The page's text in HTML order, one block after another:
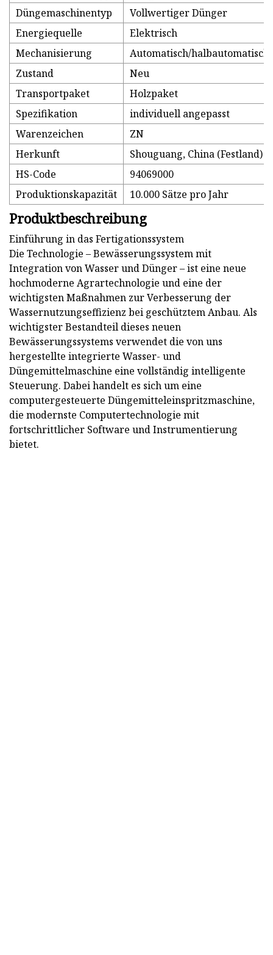
Düngemaschinentyp
Vollwertiger Dünger
Energiequelle
Elektrisch
Mechanisierung
Automatisch/halbautomatisch
Zustand
Neu
Transportpaket
Holzpaket
Spezifikation
individuell angepasst
Warenzeichen
ZN
Herkunft
Shouguang, China (Festland)
HS-Code
94069000
Produktionskapazität
10.000 Sätze pro Jahr
Produktbeschreibung
Einführung in das Fertigationssystem
Die Technologie – Bewässerungssystem mit
Integration von Wasser und Dünger – ist eine neue
hochmoderne Agrartechnologie und eine der
wichtigsten Maßnahmen zur Verbesserung der
Wassernutzungseffizienz bei geschütztem Anbau. Als
wichtigster Bestandteil dieses neuen
Bewässerungssystems verwendet die von uns
hergestellte integrierte Wasser- und
Düngemittelmaschine eine vollständig intelligente
Steuerung. Dabei handelt es sich um eine
computergesteuerte Düngemitteleinspritzmaschine,
die modernste Computertechnologie mit
fortschrittlicher Software und Instrumentierung
bietet.